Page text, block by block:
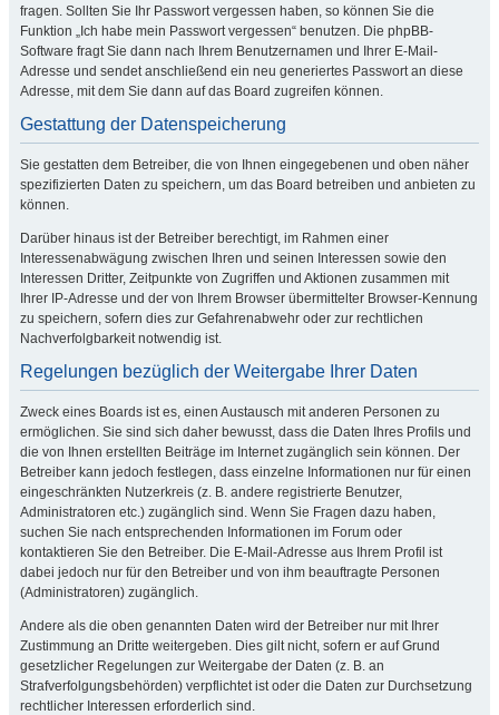
fragen. Sollten Sie Ihr Passwort vergessen haben, so können Sie die
Funktion „Ich habe mein Passwort vergessen“ benutzen. Die phpBB-
Software fragt Sie dann nach Ihrem Benutzernamen und Ihrer E-Mail-
Adresse und sendet anschließend ein neu generiertes Passwort an diese
Adresse, mit dem Sie dann auf das Board zugreifen können.
Gestattung der Datenspeicherung
Sie gestatten dem Betreiber, die von Ihnen eingegebenen und oben näher
spezifizierten Daten zu speichern, um das Board betreiben und anbieten zu
können.
Darüber hinaus ist der Betreiber berechtigt, im Rahmen einer
Interessenabwägung zwischen Ihren und seinen Interessen sowie den
Interessen Dritter, Zeitpunkte von Zugriffen und Aktionen zusammen mit
Ihrer IP-Adresse und der von Ihrem Browser übermittelter Browser-Kennung
zu speichern, sofern dies zur Gefahrenabwehr oder zur rechtlichen
Nachverfolgbarkeit notwendig ist.
Regelungen bezüglich der Weitergabe Ihrer Daten
Zweck eines Boards ist es, einen Austausch mit anderen Personen zu
ermöglichen. Sie sind sich daher bewusst, dass die Daten Ihres Profils und
die von Ihnen erstellten Beiträge im Internet zugänglich sein können. Der
Betreiber kann jedoch festlegen, dass einzelne Informationen nur für einen
eingeschränkten Nutzerkreis (z. B. andere registrierte Benutzer,
Administratoren etc.) zugänglich sind. Wenn Sie Fragen dazu haben,
suchen Sie nach entsprechenden Informationen im Forum oder
kontaktieren Sie den Betreiber. Die E-Mail-Adresse aus Ihrem Profil ist
dabei jedoch nur für den Betreiber und von ihm beauftragte Personen
(Administratoren) zugänglich.
Andere als die oben genannten Daten wird der Betreiber nur mit Ihrer
Zustimmung an Dritte weitergeben. Dies gilt nicht, sofern er auf Grund
gesetzlicher Regelungen zur Weitergabe der Daten (z. B. an
Strafverfolgungsbehörden) verpflichtet ist oder die Daten zur Durchsetzung
rechtlicher Interessen erforderlich sind.